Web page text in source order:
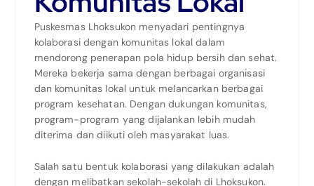
Puskesmas Lhoksukon menyadari pentingnya
kolaborasi dengan komunitas lokal dalam
mendorong penerapan pola hidup bersih dan sehat.
Mereka bekerja sama dengan berbagai organisasi
dan komunitas lokal untuk melancarkan berbagai
program kesehatan. Dengan dukungan komunitas,
program-program yang dijalankan lebih mudah
diterima dan diikuti oleh masyarakat luas.
Salah satu bentuk kolaborasi yang dilakukan adalah
dengan melibatkan sekolah-sekolah di Lhoksukon.